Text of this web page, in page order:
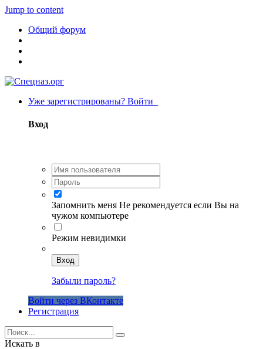
Jump to content
Общий форум
Уже зарегистрированы? Войти
Вход
Запомнить меня Не рекомендуется если Вы на
чужом компьютере
Режим невидимки
Вход
Забыли пароль?
Войти через ВКонтакте
Регистрация
Искать в